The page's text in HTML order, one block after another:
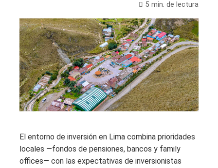
5 min. de lectura
El entorno de inversión en Lima combina prioridades
locales —fondos de pensiones, bancos y family
offices— con las expectativas de inversionistas